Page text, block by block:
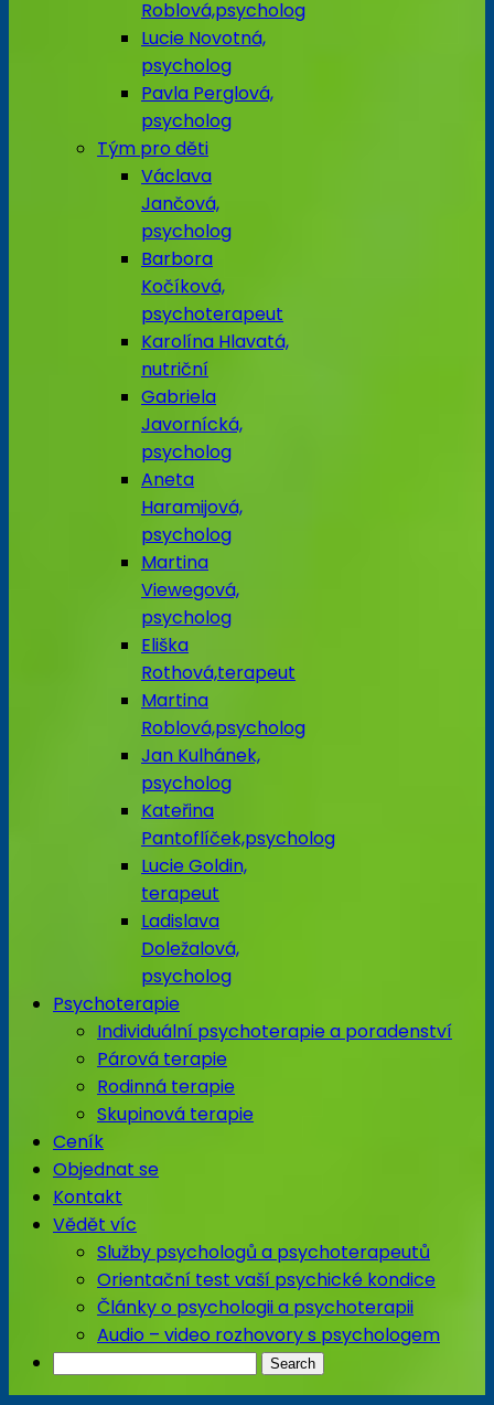
Roblová,psycholog
Lucie Novotná,
psycholog
Pavla Perglová,
psycholog
Tým pro děti
Václava
Jančová,
psycholog
Barbora
Kočíková,
psychoterapeut
Karolína Hlavatá,
nutriční
Gabriela
Javornícká,
psycholog
Aneta
Haramijová,
psycholog
Martina
Viewegová,
psycholog
Eliška
Rothová,terapeut
Martina
Roblová,psycholog
Jan Kulhánek,
psycholog
Kateřina
Pantoflíček,psycholog
Lucie Goldin,
terapeut
Ladislava
Doležalová,
psycholog
Psychoterapie
Individuální psychoterapie a poradenství
Párová terapie
Rodinná terapie
Skupinová terapie
Ceník
Objednat se
Kontakt
Vědět víc
Služby psychologů a psychoterapeutů
Orientační test vaší psychické kondice
Články o psychologii a psychoterapii
Audio – video rozhovory s psychologem